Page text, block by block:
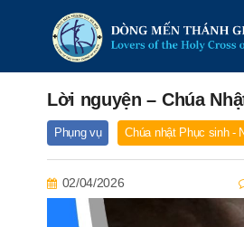
Lời nguyện – Chúa
Phụng vụ Chúa nhật Phục sinh -
02/04/2026